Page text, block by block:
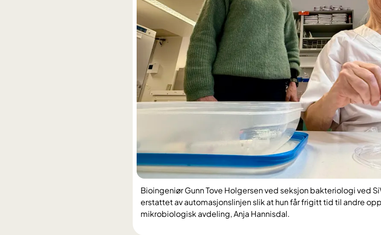
Bioingeniør Gunn Tove Holgersen ved seksjon bakteriologi ved
erstattet av automasjonslinjen slik at hun får frigitt tid til andre
mikrobiologisk avdeling, Anja Hannisdal.